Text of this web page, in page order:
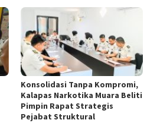
Konsolidasi Tanpa Kompromi,
Kalapas Narkotika Muara Beliti
Pimpin Rapat Strategis
Pejabat Struktural